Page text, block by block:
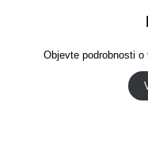
Objevte podrobnosti